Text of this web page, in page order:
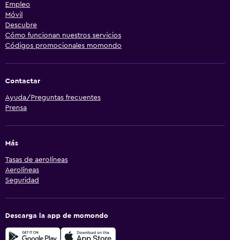
Empleo
Móvil
Descubre
Cómo funcionan nuestros servicios
Códigos promocionales momondo
Contactar
Ayuda/Preguntas frecuentes
Prensa
Más
Tasas de aerolíneas
Aerolíneas
Seguridad
Descarga la app de momondo